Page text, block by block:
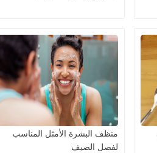
منظف البشرة الأمثل المناسب
لفصل الصيف